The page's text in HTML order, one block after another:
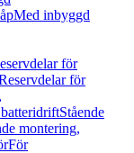
Med inbyggd
för
för
Stående
montering,
För